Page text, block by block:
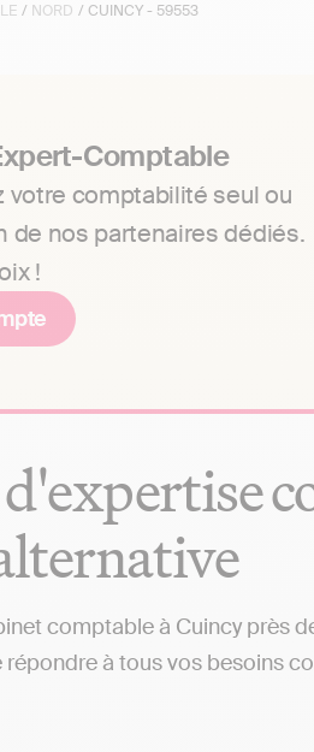
/ NORD / CUINCY - 59553
Comptable
votre comptabilité seul ou
de nos partenaires dédiés.
!
comptable à Cuincy près
répondre à tous vos besoins